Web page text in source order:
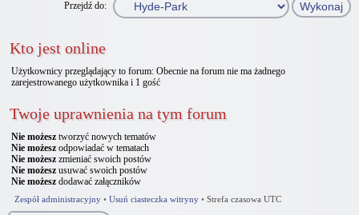
Przejdź do:
Kto jest online
Użytkownicy przeglądający to forum: Obecnie na forum nie ma żadnego
zarejestrowanego użytkownika i 1 gość
Twoje uprawnienia na tym forum
Nie możesz tworzyć nowych tematów
Nie możesz odpowiadać w tematach
Nie możesz zmieniać swoich postów
Nie możesz usuwać swoich postów
Nie możesz dodawać załączników
Zespół administracyjny • Usuń ciasteczka witryny • Strefa czasowa UTC